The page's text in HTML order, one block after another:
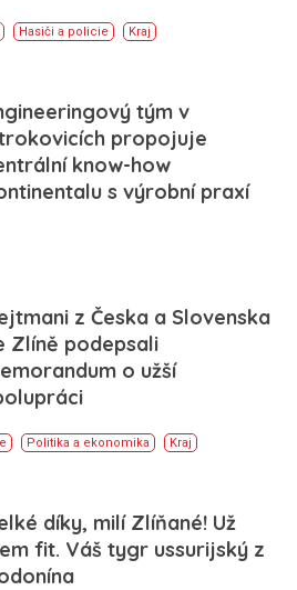
Hasiči a policie Kraj
tým v
propojuje
know-how
s výrobní praxí
z Česka a Slovenska
Zlíně podepsali
o užší
Politika a ekonomika Kraj
díky, milí Zlíňané! Už
fit. Váš tygr ussurijský z